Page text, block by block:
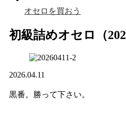
オセロを買おう
初級詰めオセロ（
2026.04.11
黒番。勝って下さい。